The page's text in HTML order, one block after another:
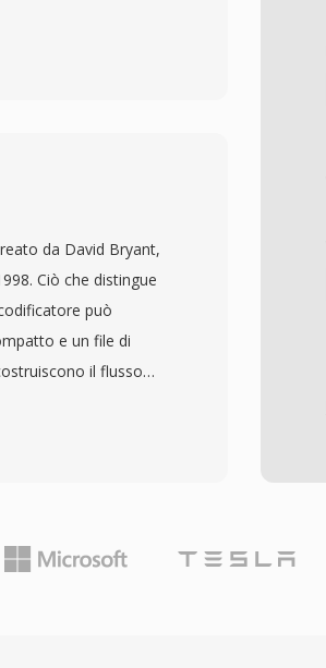
gamma di
È
Raggiunge una
dell&#039;MP3 e
bassa latenza lo
ogni browser
Opus. WhatsApp,
Opus per
da David Bryant,
Ciò che distingue
può
e un file di
il flusso
di portabilità
I rapporti di
raggiungono